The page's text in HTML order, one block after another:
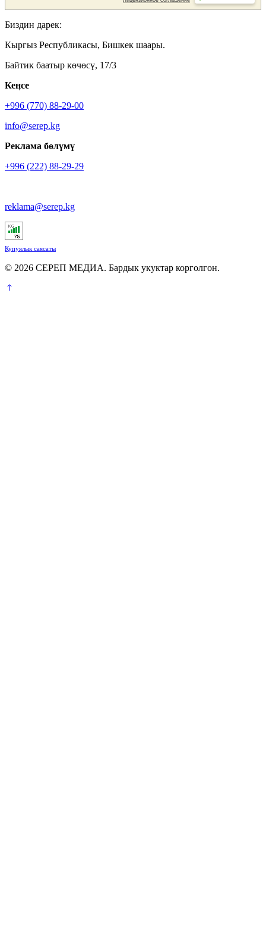
Биздин дарек:
Кыргыз Республикасы, Бишкек шаары.
Байтик баатыр көчөсү, 17/3
Кеӊсе
+996 (770) 88-29-00
info@serep.kg
Реклама бөлүмү
+996 (222) 88-29-29
reklama@serep.kg
Купуялык саясаты
© 2026 СЕРЕП МЕДИА. Бардык укуктар корголгон.